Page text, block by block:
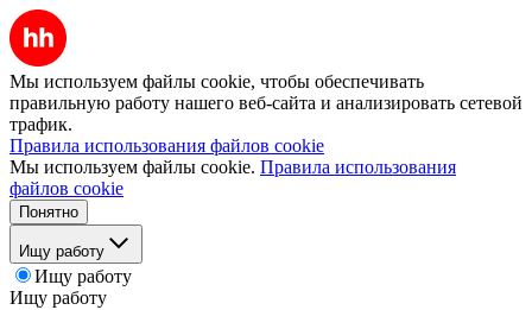
Мы используем файлы cookie, чтобы обеспечивать
правильную работу нашего веб-сайта и анализировать сетевой
трафик.
Правила использования файлов cookie
Мы используем файлы cookie. Правила использования
файлов cookie
Понятно
Ищу работу
Ищу работу
Ищу работу